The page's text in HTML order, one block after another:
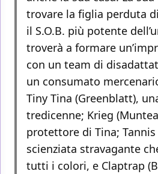
trovare la figlia perduta
il S.O.B. più potente
troverà a formare
con un team di
un consumato
Tiny Tina (Greenblatt),
tredicenne; Krieg
protettore di Tina; Tannis
scienziata stravagante
tutti i colori, e Claptrap